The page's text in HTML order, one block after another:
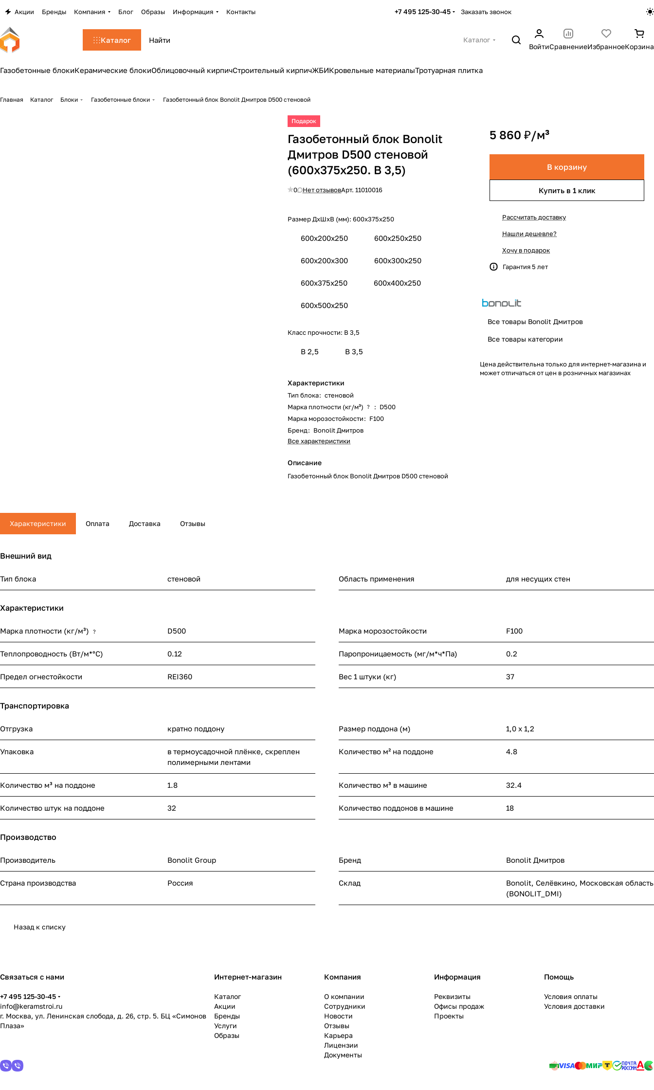
Акции Бренды Компания Блог Образы Информация Контакты +7 495 125-30-45 Заказать звонок
Каталог
Каталог
ВойтиСравнениеИзбранноеКорзина
Газобетонные блокиКерамические блокиОблицовочный кирпичСтроительный кирпичЖБИКровельные материалыТротуарная плитка
Главная Каталог Блоки Газобетонные блоки Газобетонный блок Bonolit Дмитров D500 стеновой
Подарок
Газобетонный блок Bonolit
Дмитров D500 стеновой
(600x375x250. B 3,5)
0 Нет отзывовАрт.11010016
Размер ДхШхВ (мм):600x375x250
600x200x250 600x250x250
600x200x300 600x300x250
600x375x250 600x400x250
600x500x250
Класс прочности: B 3,5
B 2,5 B 3,5
Характеристики
Тип блока: стеновой
Марка плотности (кг/м³)
? : D500
Марка морозостойкости: F100
Бренд: Bonolit Дмитров
Все характеристики
Описание
Газобетонный блок Bonolit Дмитров D500 стеновой
5 860 ₽/м³
В корзину
Купить в 1 клик
Рассчитать доставку
Нашли дешевле?
Хочу в подарок
Гарантия 5 лет
Все товары Bonolit Дмитров
Все товары категории
Цена действительна только для интернет-магазина и
может отличаться от цен в розничных магазинах
Характеристики Оплата Доставка Отзывы
Внешний вид
Тип блока стеновой Область применения для несущих стен
Характеристики
Марка плотности (кг/м³) ? D500 Марка морозостойкости F100
Теплопроводность (Вт/м*°С) 0.12 Паропроницаемость (мг/м*ч*Па) 0.2
Предел огнестойкости REI360 Вес 1 штуки (кг) 37
Транспортировка
Отгрузка кратно поддону Размер поддона (м) 1,0 х 1,2
Упаковка
в термоусадочной плёнке, скреплен
полимерными лентами
Количество м² на поддоне 4.8
Количество м³ на поддоне 1.8 Количество м³ в машине 32.4
Количество штук на поддоне 32 Количество поддонов в машине 18
Производство
Производитель Bonolit Group Бренд Bonolit Дмитров
Страна производства Россия Склад
Bonolit, Селёвкино, Московская область
(BONOLIT_DMI)
Назад к списку
Связаться с нами
+7 495 125-30-45
info@keramstroi.ru
г. Москва, ул. Ленинская слобода, д. 26, стр. 5. БЦ «Симонов
Плаза»
Интернет-магазин
Каталог
Акции
Бренды
Услуги
Образы
Компания
О компании
Сотрудники
Новости
Отзывы
Карьера
Лицензии
Документы
Информация
Реквизиты
Офисы продаж
Проекты
Помощь
Условия оплаты
Условия доставки